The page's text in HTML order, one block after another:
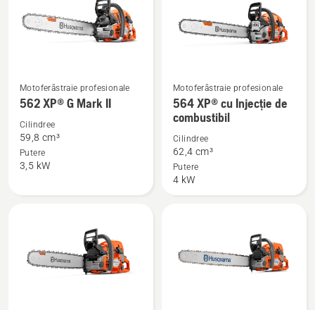
Vezi
mai
multe
detalii
despre
Motoferăstraie profesionale
562 XP® G Mark II
Cilindree
59,8 cm³
Putere
3,5 kW
Vezi
mai
multe
detalii
despre
564 XP®
Motoferăstraie profesionale
564 XP® cu Injecție de
combustibil
Cilindree
62,4 cm³
Putere
4 kW